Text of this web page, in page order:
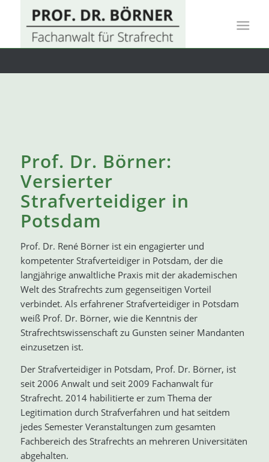
Prof. Dr. Börner:
Versierter
Strafverteidiger in
Potsdam
Prof. Dr. René Börner ist ein engagierter und
kompetenter Strafverteidiger in Potsdam, der die
langjährige anwaltliche Praxis mit der akademischen
Welt des Strafrechts zum gegenseitigen Vorteil
verbindet. Als erfahrener Strafverteidiger in Potsdam
weiß Prof. Dr. Börner, wie die Kenntnis der
Strafrechtswissenschaft zu Gunsten seiner Mandanten
einzusetzen ist.
Der Strafverteidiger in Potsdam, Prof. Dr. Börner, ist
seit 2006 Anwalt und seit 2009 Fachanwalt für
Strafrecht. 2014 habilitierte er zum Thema der
Legitimation durch Strafverfahren und hat seitdem
jedes Semester Veranstaltungen zum gesamten
Fachbereich des Strafrechts an mehreren Universitäten
abgehalten.